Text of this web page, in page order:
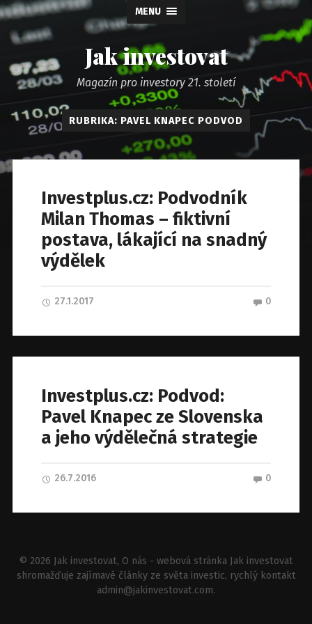
MENU
Jak investovat
Magazín pro investory 21. století
RUBRIKA: PAVEL KNAPEC PODVOD
Investplus.cz: Podvodník
Milan Thomas – fiktivní
postava, lákající na snadný
výdělek
27.1.2017 0
Investplus.cz: Podvod:
Pavel Knapec ze Slovenska
a jeho výdělečná strategie
26.7.2016 0
© 2026 Jak investovat, O nás - webová stránka Jak investovat
shromažďuje zajímavé články ze světa investic, rychlý kontakt
admin@jakinvestovat.com.